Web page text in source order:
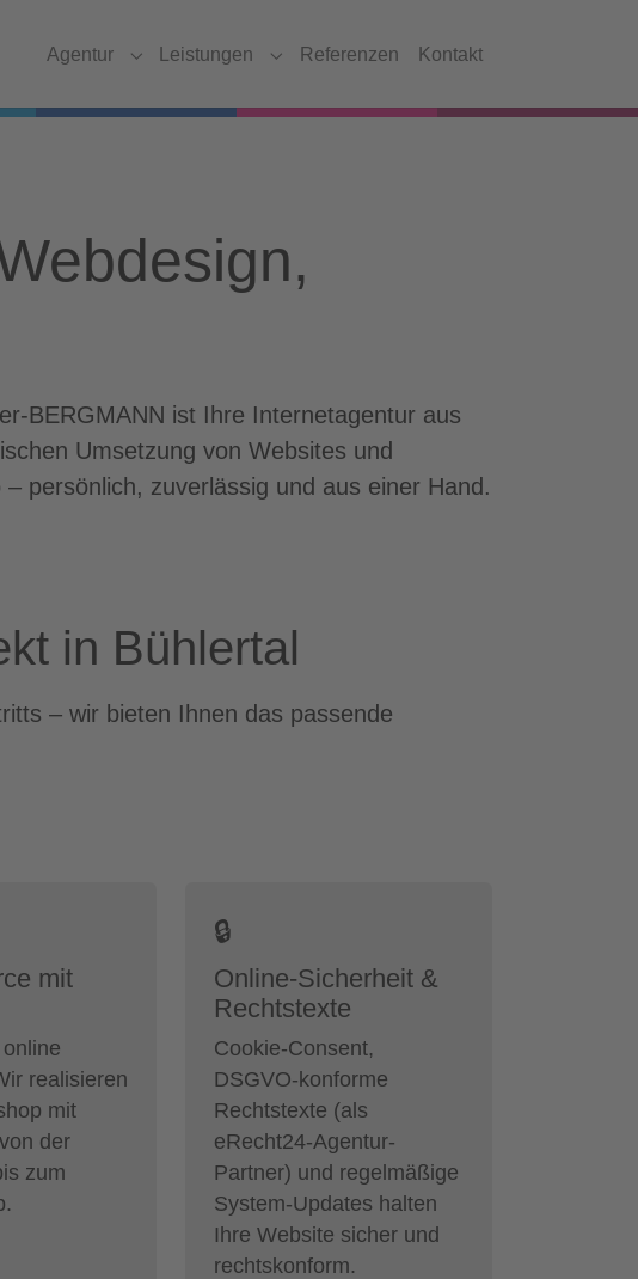
Agentur
Submenu for "Agentur"
Leistungen
Submenu for "Leistungen"
Referenzen Kontakt
BERGMANN ist Ihre Internetagentur aus
Umsetzung von Websites und
persönlich, zuverlässig und aus einer Hand.
in Bühlertal
– wir bieten Ihnen das passende
mit
realisieren
mit
der
zum
🔒
Online-Sicherheit &
Rechtstexte
Cookie-Consent,
DSGVO-konforme
Rechtstexte (als
eRecht24-Agentur-
Partner) und regelmäßige
System-Updates halten
Ihre Website sicher und
rechtskonform.